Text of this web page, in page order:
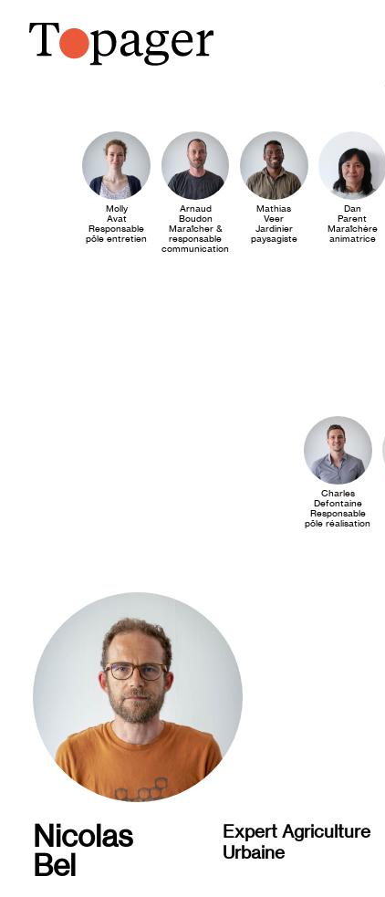
Molly
Avat
Responsable
pôle entretien
Arnaud
Boudon
Maraîcher &
responsable
communication
Mathias
Veer
Jardinier
paysagiste
Dan
Parent
Maraîchère
animatrice
Charles
Defontaine
Responsable
pôle réalisation
Nicolas
Bel
Expert Agriculture
Urbaine